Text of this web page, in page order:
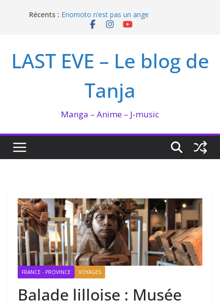
Récents : Enomoto n’est pas un ange
QUEEN BEE enflamme le Bataclan
I’m not in love de Zeniko Sumiya
LAST EVE – Le blog de
Tanja
Manga – Anime – J-music
FRANCE - PROVINCE VOYAGES
Balade lilloise : Musée